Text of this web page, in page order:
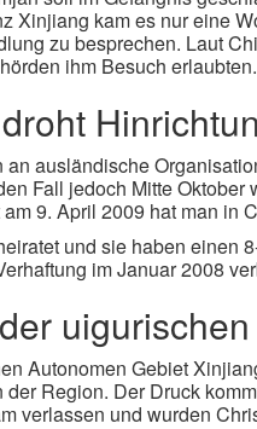
Xinjiang kam es nur eine
zu besprechen. Laut
ihm Besuch erlaubten.
ausländische
Fall jedoch Mitte
9. April 2009 hat man in
und sie haben einen
im Januar 2008
Autonomen Gebiet
Region. Der Druck
verlassen und wurden